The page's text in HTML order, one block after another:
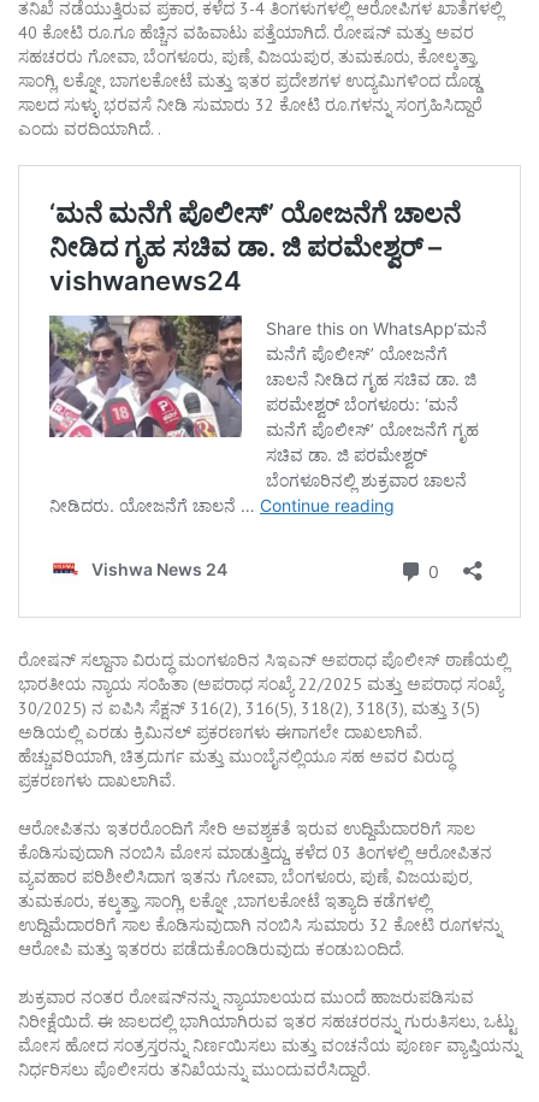
ತನಿಖೆ ನಡೆಯುತ್ತಿರುವ ಪ್ರಕಾರ, ಕಳೆದ 3-4 ತಿಂಗಳುಗಳಲ್ಲಿ ಆರೋಪಿಗಳ ಖಾತೆಗಳಲ್ಲಿ
40 ಕೋಟಿ ರೂ.ಗೂ ಹೆಚ್ಚಿನ ವಹಿವಾಟು ಪತ್ತೆಯಾಗಿದೆ. ರೋಷನ್ ಮತ್ತು ಅವರ
ಸಹಚರರು ಗೋವಾ, ಬೆಂಗಳೂರು, ಪುಣೆ, ವಿಜಯಪುರ, ತುಮಕೂರು, ಕೋಲ್ಕತ್ತಾ,
ಸಾಂಗ್ಲಿ, ಲಕ್ನೋ, ಬಾಗಲಕೋಟೆ ಮತ್ತು ಇತರ ಪ್ರದೇಶಗಳ ಉದ್ಯಮಿಗಳಿಂದ ದೊಡ್ಡ
ಸಾಲದ ಸುಳ್ಳು ಭರವಸೆ ನೀಡಿ ಸುಮಾರು 32 ಕೋಟಿ ರೂ.ಗಳನ್ನು ಸಂಗ್ರಹಿಸಿದ್ದಾರೆ
ಎಂದು ವರದಿಯಾಗಿದೆ. .
ರೋಷನ್ ಸಲ್ದಾನಾ ವಿರುದ್ಧ ಮಂಗಳೂರಿನ ಸಿಇಎನ್ ಅಪರಾಧ ಪೊಲೀಸ್ ಠಾಣೆಯಲ್ಲಿ
ಭಾರತೀಯ ನ್ಯಾಯ ಸಂಹಿತಾ (ಅಪರಾಧ ಸಂಖ್ಯೆ 22/2025 ಮತ್ತು ಅಪರಾಧ ಸಂಖ್ಯೆ
30/2025) ನ ಐಪಿಸಿ ಸೆಕ್ಷನ್ 316(2), 316(5), 318(2), 318(3), ಮತ್ತು 3(5)
ಅಡಿಯಲ್ಲಿ ಎರಡು ಕ್ರಿಮಿನಲ್ ಪ್ರಕರಣಗಳು ಈಗಾಗಲೇ ದಾಖಲಾಗಿವೆ.
ಹೆಚ್ಚುವರಿಯಾಗಿ, ಚಿತ್ರದುರ್ಗ ಮತ್ತು ಮುಂಬೈನಲ್ಲಿಯೂ ಸಹ ಅವರ ವಿರುದ್ಧ
ಪ್ರಕರಣಗಳು ದಾಖಲಾಗಿವೆ.
ಆರೋಪಿತನು ಇತರರೊಂದಿಗೆ ಸೇರಿ ಅವಶ್ಯಕತೆ ಇರುವ ಉದ್ದಿಮೆದಾರರಿಗೆ ಸಾಲ
ಕೊಡಿಸುವುದಾಗಿ ನಂಬಿಸಿ ಮೋಸ ಮಾಡುತ್ತಿದ್ದು, ಕಳೆದ 03 ತಿಂಗಳಲ್ಲಿ ಆರೋಪಿತನ
ವ್ಯವಹಾರ ಪರಿಶೀಲಿಸಿದಾಗ ಇತನು ಗೋವಾ, ಬೆಂಗಳೂರು, ಪುಣೆ, ವಿಜಯಪುರ,
ತುಮಕೂರು, ಕಲ್ಕತ್ತಾ, ಸಾಂಗ್ಲಿ, ಲಕ್ನೋ ,ಬಾಗಲಕೋಟೆ ಇತ್ಯಾದಿ ಕಡೆಗಳಲ್ಲಿ
ಉದ್ದಿಮೆದಾರರಿಗೆ ಸಾಲ ಕೊಡಿಸುವುದಾಗಿ ನಂಬಿಸಿ ಸುಮಾರು 32 ಕೋಟಿ ರೂಗಳನ್ನು
ಆರೋಪಿ ಮತ್ತು ಇತರರು ಪಡೆದುಕೊಂಡಿರುವುದು ಕಂಡುಬಂದಿದೆ.
ಶುಕ್ರವಾರ ನಂತರ ರೋಷನ್‌ನನ್ನು ನ್ಯಾಯಾಲಯದ ಮುಂದೆ ಹಾಜರುಪಡಿಸುವ
ನಿರೀಕ್ಷೆಯಿದೆ. ಈ ಜಾಲದಲ್ಲಿ ಭಾಗಿಯಾಗಿರುವ ಇತರ ಸಹಚರರನ್ನು ಗುರುತಿಸಲು, ಒಟ್ಟು
ಮೋಸ ಹೋದ ಸಂತ್ರಸ್ತರನ್ನು ನಿರ್ಣಯಿಸಲು ಮತ್ತು ವಂಚನೆಯ ಪೂರ್ಣ ವ್ಯಾಪ್ತಿಯನ್ನು
ನಿರ್ಧರಿಸಲು ಪೊಲೀಸರು ತನಿಖೆಯನ್ನು ಮುಂದುವರೆಸಿದ್ದಾರೆ.